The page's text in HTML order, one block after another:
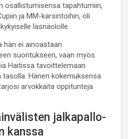
osallistumisensa tapahtumiin,
ja MM-karsintoihin, oli
läsnäololle.
hän ei ainoastaan
suoritukseen, vaan myös
Haitissa tavoittelemaan
Hänen kokemuksensa
arvokkaita oppitunteja
jalkapallo-
kanssa